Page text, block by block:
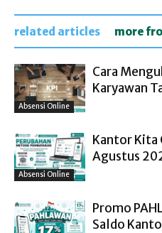
related articles more
Absensi Online
Cara
Karyawan
Absensi Online
Kantor Kita
Agustus
Promo
Saldo